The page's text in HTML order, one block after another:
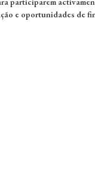
e oportunidades de